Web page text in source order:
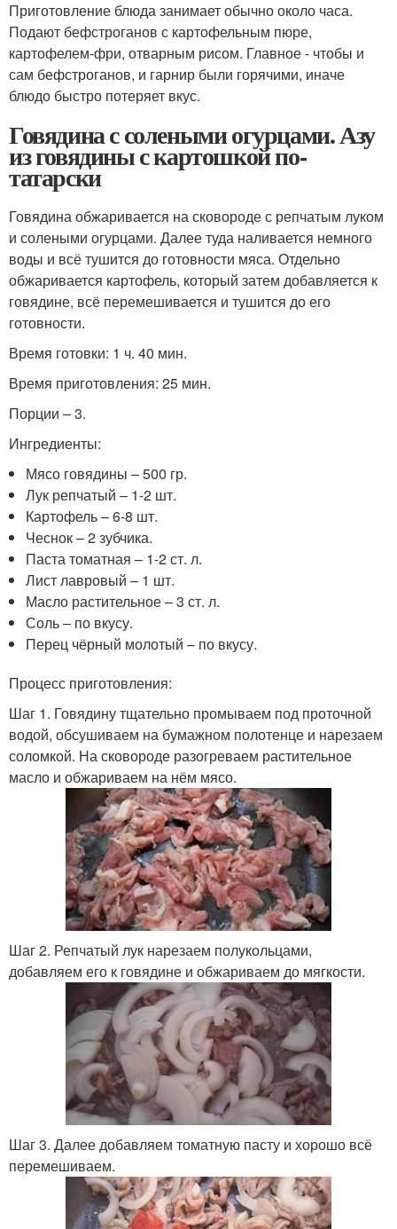
Приготовление блюда занимает обычно около часа.
Подают бефстроганов с картофельным пюре,
картофелем-фри, отварным рисом. Главное - чтобы и
сам бефстроганов, и гарнир были горячими, иначе
блюдо быстро потеряет вкус.
Говядина с солеными огурцами. Азу
из говядины с картошкой по-
татарски
Говядина обжаривается на сковороде с репчатым луком
и солеными огурцами. Далее туда наливается немного
воды и всё тушится до готовности мяса. Отдельно
обжаривается картофель, который затем добавляется к
говядине, всё перемешивается и тушится до его
готовности.
Время готовки: 1 ч. 40 мин.
Время приготовления: 25 мин.
Порции – 3.
Ингредиенты:
Мясо говядины – 500 гр.
Лук репчатый – 1-2 шт.
Картофель – 6-8 шт.
Чеснок – 2 зубчика.
Паста томатная – 1-2 ст. л.
Лист лавровый – 1 шт.
Масло растительное – 3 ст. л.
Соль – по вкусу.
Перец чёрный молотый – по вкусу.
Процесс приготовления:
Шаг 1. Говядину тщательно промываем под проточной
водой, обсушиваем на бумажном полотенце и нарезаем
соломкой. На сковороде разогреваем растительное
масло и обжариваем на нём мясо.
Шаг 2. Репчатый лук нарезаем полукольцами,
добавляем его к говядине и обжариваем до мягкости.
Шаг 3. Далее добавляем томатную пасту и хорошо всё
перемешиваем.